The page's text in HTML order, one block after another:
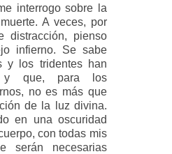
interrogo sobre la
A veces, por
distracción, pienso
infierno. Se sabe
y los tridentes han
y que, para los
no es más que
de la luz divina.
en una oscuridad
con todas mis
serán necesarias